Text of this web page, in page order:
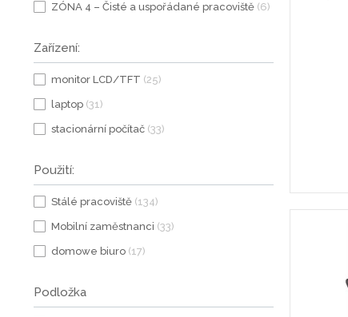
ZÓNA 4 – Čisté a uspořádané pracoviště (6)
Zařízení:
monitor LCD/TFT (25)
laptop (31)
stacionární počítač (33)
Použití:
Stálé pracoviště (134)
Mobilní zaměstnanci (33)
domowe biuro (17)
Podložka